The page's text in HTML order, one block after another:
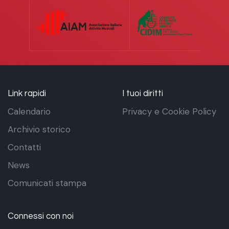
Link rapidi
Calendario
Archivio storico
Contatti
News
Comunicati stampa
I tuoi diritti
Privacy e Cookie Policy
Connessi con noi